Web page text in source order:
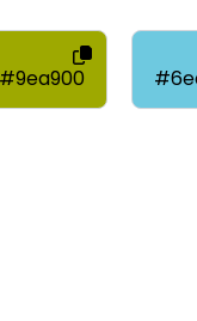
#9ea900